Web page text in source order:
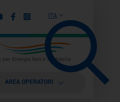
ITA
YoutubeFacebook
Instagram
AREA OPERATORI